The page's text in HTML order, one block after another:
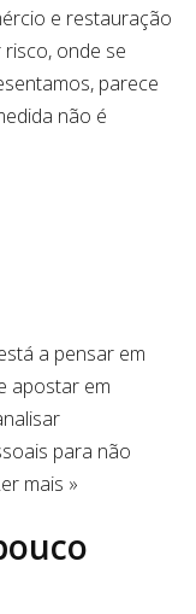
e restauração
onde se
parece
não é
a pensar em
apostar em
para não
mais »